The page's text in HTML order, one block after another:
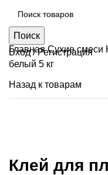
Поиск
Вход / Регистрация
ГлавнаяСухие смеси
белый 5 кг
Назад к товарам
Клей для